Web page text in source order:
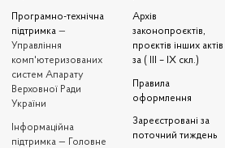
Програмно-технічна
підтримка —
Управління
комп'ютеризованих
систем Апарату
Верховної Ради
України
Iнформаційна
підтримка — Головне
Архів
законопроєктів,
проєктів інших актів
за ( III – IX скл.)
Правила
оформлення
Зареєстровані за
поточний тиждень